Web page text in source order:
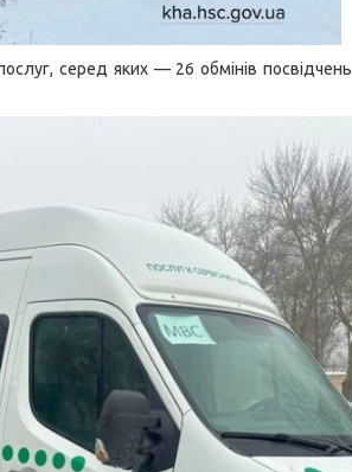
серед яких — 26 обмінів посвідчень